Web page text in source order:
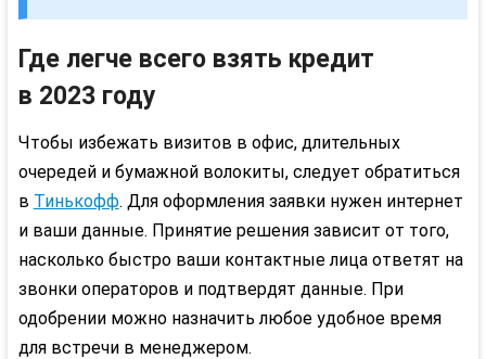
Где легче всего взять кредит
в 2023году
Чтобы избежать визитов в офис, длительных
очередей и бумажной волокиты, следует обратиться
в Тинькофф. Для оформления заявки нужен интернет
и ваши данные. Принятие решения зависит от того,
насколько быстро ваши контактные лица ответят на
звонки операторов и подтвердят данные. При
одобрении можно назначить любое удобное время
для встречи в менеджером.